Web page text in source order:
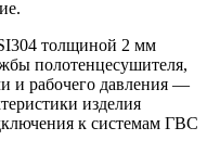
толщиной 2 мм
полотенцесушителя,
и рабочего давления —
изделия
к системам ГВС